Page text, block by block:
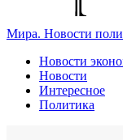
Мира. Новости
Новости
Новости
Интересное
Политика